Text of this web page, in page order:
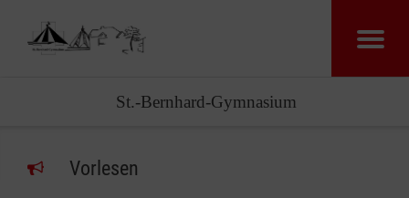
St.-Bernhard-Gymnasium
Vorlesen